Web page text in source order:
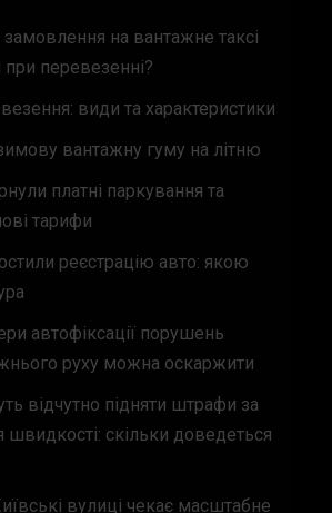
на вантажне таксі
перевезенні?
види та характеристики
вантажну гуму на літню
платні паркування та
тарифи
реєстрацію авто: якою
автофіксації порушень
руху можна оскаржити
відчутно підняти штрафи за
скільки доведеться
вулиці чекає масштабне